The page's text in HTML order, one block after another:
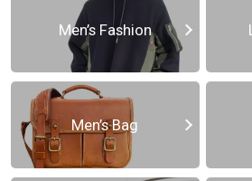
Men’s Fashion
Men’s Bag